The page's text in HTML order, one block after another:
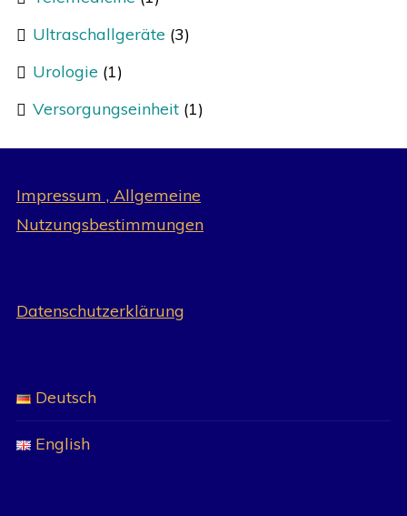
Ultraschallgeräte (3)
Urologie (1)
Versorgungseinheit (1)
Impressum , Allgemeine
Nutzungsbestimmungen
Datenschutzerklärung
Deutsch
English